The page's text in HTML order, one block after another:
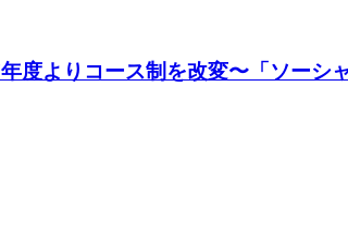
度よりコース制を改変〜「ソー